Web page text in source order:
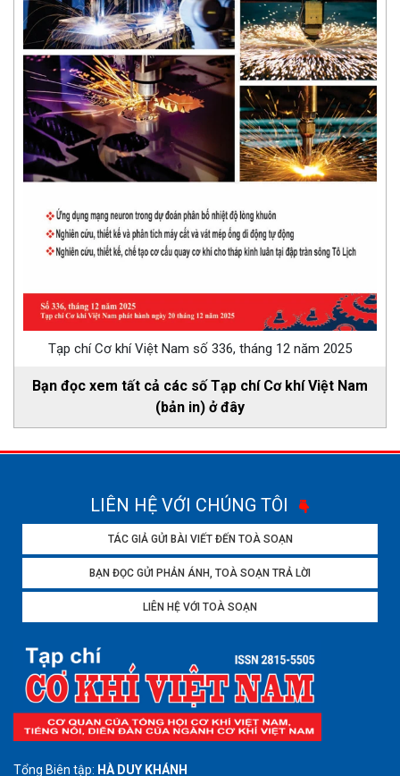
Tạp chí Cơ khí Việt Nam số 336, tháng 12 năm 2025
Bạn đọc xem tất cả các số Tạp chí Cơ khí Việt Nam
(bản in) ở đây
LIÊN HỆ VỚI CHÚNG TÔI
TÁC GIẢ GỬI BÀI VIẾT ĐẾN TOÀ SOẠN
BẠN ĐỌC GỬI PHẢN ÁNH, TOÀ SOẠN TRẢ LỜI
LIÊN HỆ VỚI TOÀ SOẠN
Tổng Biên tập: HÀ DUY KHÁNH